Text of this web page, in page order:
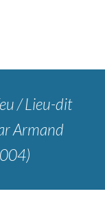
/ Lieu-dit
Armand